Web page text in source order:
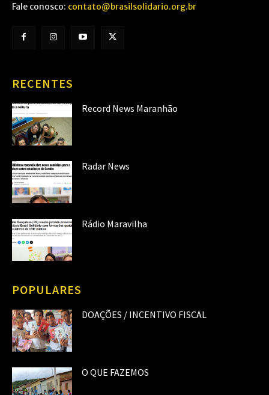
Fale conosco: contato@brasilsolidario.org.br
RECENTES
Record News Maranhão
Radar News
Rádio Maravilha
POPULARES
DOAÇÕES / INCENTIVO FISCAL
O QUE FAZEMOS